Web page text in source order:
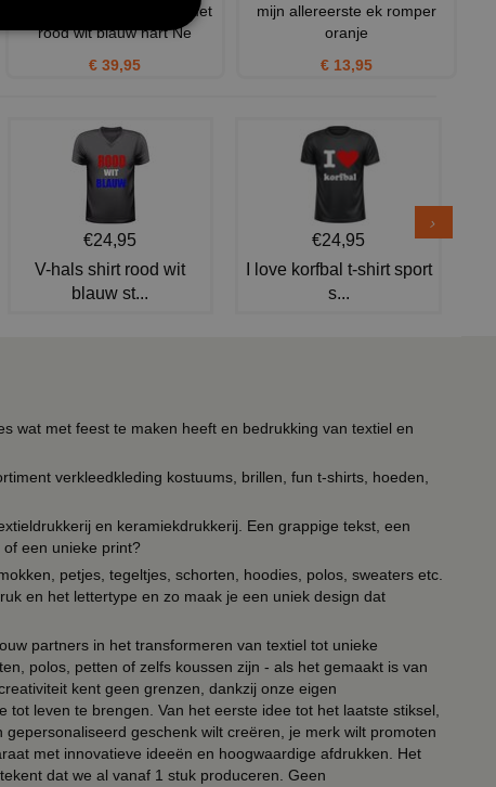
I love Nederland hoodie met
rood wit blauw hart Ne
€ 39,95
mijn allereerste ek romper
oranje
€ 13,95
€24,95
V-hals shirt rood wit
blauw st...
€24,95
I love korfbal t-shirt sport
s...
wat met feest te maken heeft en bedrukking van textiel en
verkleedkleding kostuums, brillen, fun t-shirts, hoeden,
en keramiekdrukkerij. Een grappige tekst, een
een unieke print?
petjes, tegeltjes, schorten, hoodies, polos, sweaters etc.
en het lettertype en zo maak je een uniek design dat
partners in het transformeren van textiel tot unieke
polos, petten of zelfs koussen zijn - als het gemaakt is van
kent geen grenzen, dankzij onze eigen
tot leven te brengen. Van het eerste idee tot het laatste stiksel,
geschenk wilt creëren, je merk wilt promoten
met innovatieve ideeën en hoogwaardige afdrukken. Het
dat we al vanaf 1 stuk produceren. Geen